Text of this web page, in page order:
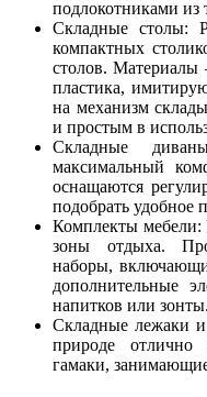
подлокотниками из
Складные столы:
компактных
столов. Материалы
пластика,
на механизм
и простым в
Складные
максимальный
оснащаются
подобрать удобное
Комплекты мебели:
зоны отдыха.
наборы,
дополнительные
напитков или зонты.
Складные лежаки
природе
гамаки,